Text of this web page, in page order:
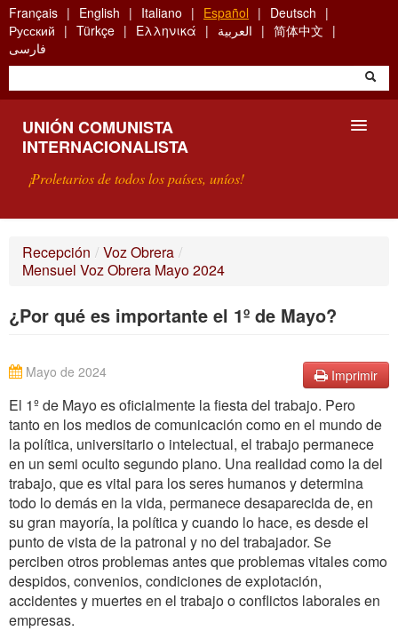
Skip
to
main
content
Français English Italiano Español
Deutsch
Русский
Türkçe Ελληνικά العربية
简体中文
فارسی
UNIÓN COMUNISTA
INTERNACIONALISTA
¡Proletarios de todos los países, uníos!
¿QUÉ ES LA UCI?
BÚSQUEDA
Recepción / Voz Obrera /
Mensuel Voz Obrera Mayo 2024
¿Por qué es importante el 1º de Mayo?
Imprimir
Mayo de 2024
El 1º de Mayo es oficialmente la fiesta del trabajo. Pero
tanto en los medios de comunicación como en el mundo de
la política, universitario o intelectual, el trabajo permanece
en un semi oculto segundo plano. Una realidad como la del
trabajo, que es vital para los seres humanos y determina
todo lo demás en la vida, permanece desaparecida de, en
su gran mayoría, la política y cuando lo hace, es desde el
punto de vista de la patronal y no del trabajador. Se
perciben otros problemas antes que problemas vitales como
despidos, convenios, condiciones de explotación,
accidentes y muertes en el trabajo o conflictos laborales en
empresas.